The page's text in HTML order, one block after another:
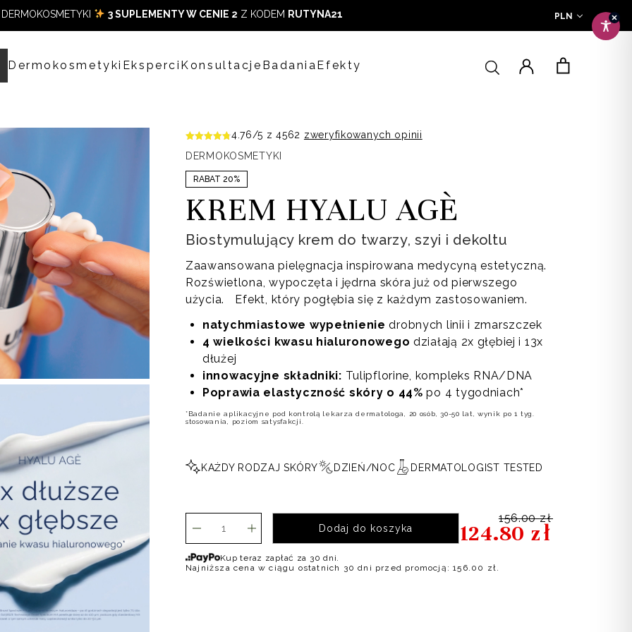
3 SUPLEMENTY W CENIE 2 Z KODEM RUTYNA21 PLN
Dermokosmetyki Eksperci Konsultacje BadaniaEfekty
4.76/5 z4562 zweryfikowanych opinii
DERMOKOSMETYKI
RABAT 20%
KREM HYALU AGÈ
Biostymulujący krem do twarzy, szyi i dekoltu
Zaawansowana pielęgnacja inspirowana medycyną estetyczną.
Rozświetlona, wypoczęta i jędrna skóra już od pierwszego
użycia. Efekt, który pogłębia się z każdym zastosowaniem.
natychmiastowe wypełnienie drobnych linii i zmarszczek
4 wielkości kwasu hialuronowego działają 2x głębiej i 13x
dłużej
innowacyjne składniki: Tulipflorine, kompleks RNA/DNA
Poprawia elastyczność skóry o 44% po 4 tygodniach*
*Badanie aplikacyjne pod kontrolą lekarza dermatologa, 20 osób, 30-50 lat, wynik po 1 tyg.
stosowania, poziom satysfakcji.
KAŻDY RODZAJ SKÓRY DZIEŃ/NOC DERMATOLOGIST TESTED
ilość
KREM
HYALU
Dodaj do koszyka
156.00zł
Pierwotna
cena
124.80 zł
Aktualna
cena
Kup teraz zapłać za 30 dni.
Najniższa cena w ciągu ostatnich 30 dni przed promocją:156.00 zł.